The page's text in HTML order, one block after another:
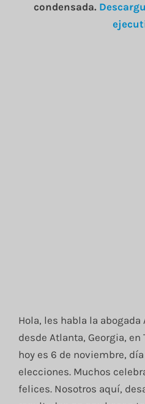
English
condensada.
Hola, les habla la
desde Atlanta, Georgia, en
hoy es 6 de noviembre,
elecciones. Muchos
felices. Nosotros aquí,